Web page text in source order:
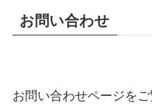
お問い合わせ
お問い合わせページを